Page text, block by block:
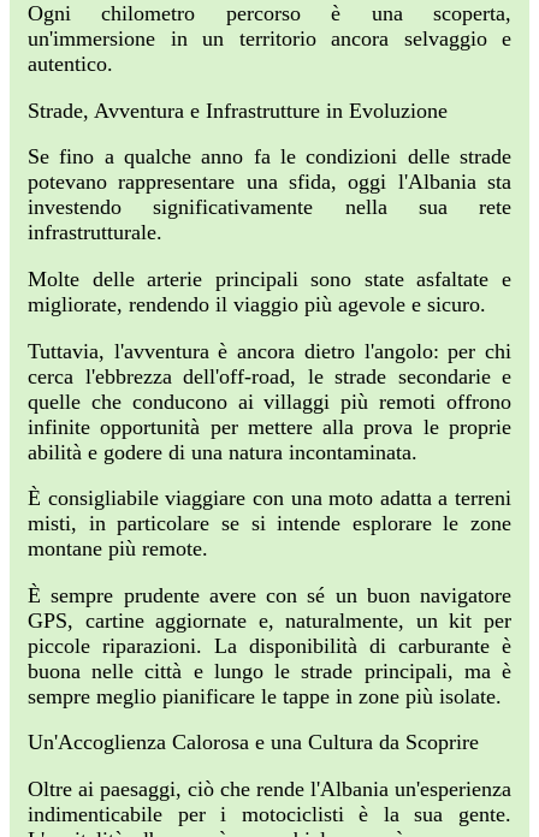
Ogni chilometro percorso è una scoperta,
un'immersione in un territorio ancora selvaggio e
autentico.
Strade, Avventura e Infrastrutture in Evoluzione
Se fino a qualche anno fa le condizioni delle strade
potevano rappresentare una sfida, oggi l'Albania sta
investendo significativamente nella sua rete
infrastrutturale.
Molte delle arterie principali sono state asfaltate e
migliorate, rendendo il viaggio più agevole e sicuro.
Tuttavia, l'avventura è ancora dietro l'angolo: per chi
cerca l'ebbrezza dell'off-road, le strade secondarie e
quelle che conducono ai villaggi più remoti offrono
infinite opportunità per mettere alla prova le proprie
abilità e godere di una natura incontaminata.
È consigliabile viaggiare con una moto adatta a terreni
misti, in particolare se si intende esplorare le zone
montane più remote.
È sempre prudente avere con sé un buon navigatore
GPS, cartine aggiornate e, naturalmente, un kit per
piccole riparazioni. La disponibilità di carburante è
buona nelle città e lungo le strade principali, ma è
sempre meglio pianificare le tappe in zone più isolate.
Un'Accoglienza Calorosa e una Cultura da Scoprire
Oltre ai paesaggi, ciò che rende l'Albania un'esperienza
indimenticabile per i motociclisti è la sua gente.